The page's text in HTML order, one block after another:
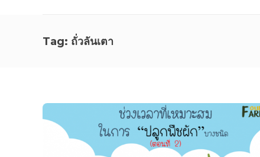
Tag: ถั่วลันเตา